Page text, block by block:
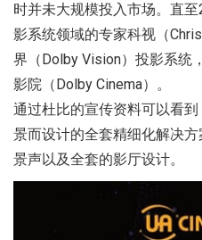
时并未大规模投入市场。直
影系统领域的专家科视（
界（Dolby Vision）投影系统
影院（Dolby Cinema）。
通过杜比的宣传资料可以看
景而设计的全套精细化解决
景声以及全套的影厅设计。